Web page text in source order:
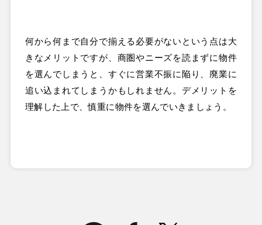
何から何まで自分で揃える必要がないという点は大
きなメリットですが、商圏やニーズを読まずに物件
を選んでしまうと、すぐに営業不振に陥り、廃業に
追い込まれてしまうかもしれません。デメリットを
理解した上で、慎重に物件を選んでいきましょう。